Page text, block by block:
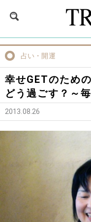
占い・開運
幸せGETのため
どう過ごす？～
2013.08.26